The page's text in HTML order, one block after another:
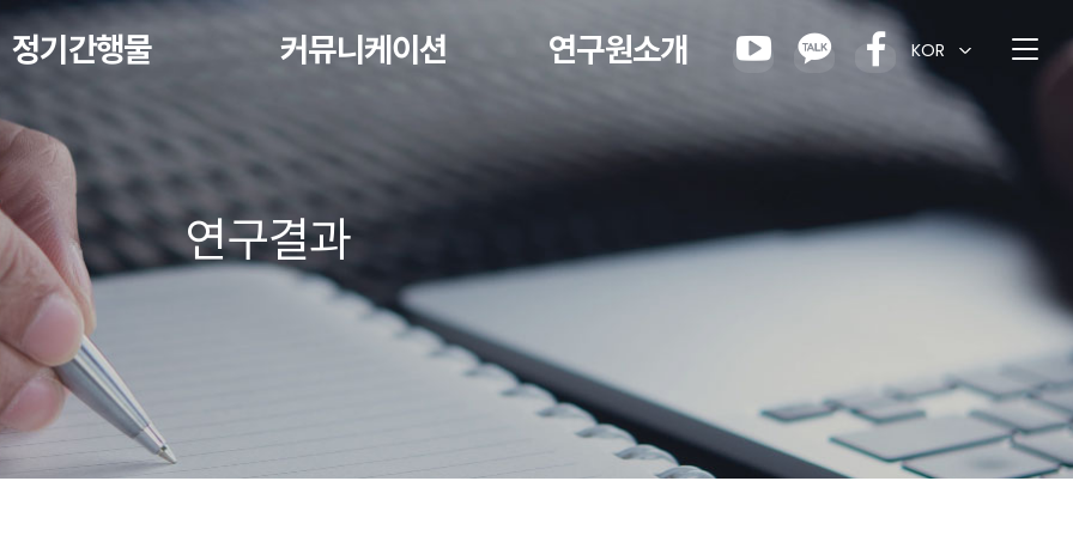
정기간행물 커뮤니케이션 연구원소개 KOR
연구결과